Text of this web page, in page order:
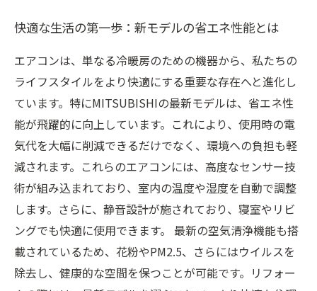
快適な生活の第一歩：新モデルの省エネ性能とは
エアコンは、単なる冷暖房のための機器から、私たちの
ライフスタイルをより快適にする重要な存在へと進化し
ています。特にMITSUBISHIの最新モデルは、省エネ性
能が飛躍的に向上しています。これにより、使用時の電
気代を大幅に削減できるだけでなく、環境への負担も軽
減されます。これらのエアコンには、高度なセンサー技
術が組み込まれており、室内の温度や湿度を自動で調整
します。さらに、静音設計が施されており、寝室やリビ
ングでも快適に使用できます。 最新の空気清浄機能も搭
載されているため、花粉やPM2.5、さらにはウイルスを
除去し、健康的な空間を保つことが可能です。リフォー